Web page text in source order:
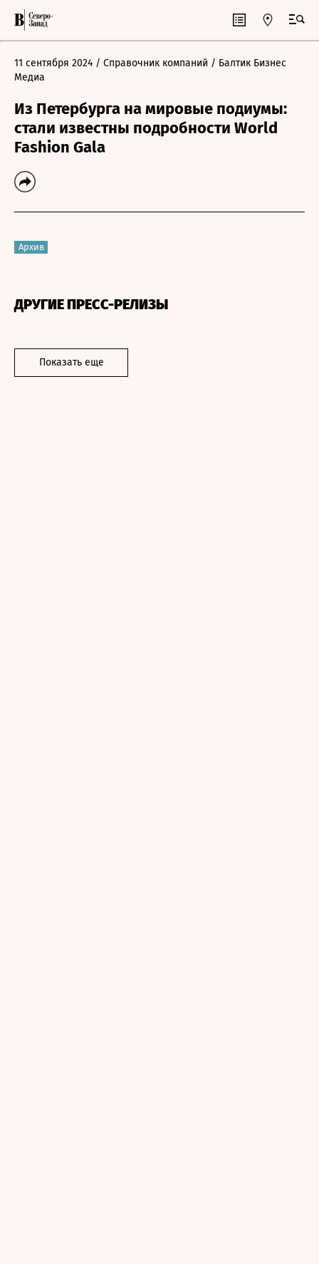
11 сентября 2024 / Справочник компаний / Балтик Бизнес
Медиа
Из Петербурга на мировые подиумы:
стали известны подробности World
Fashion Gala
Архив
ДРУГИЕ ПРЕСС-РЕЛИЗЫ
Показать еще